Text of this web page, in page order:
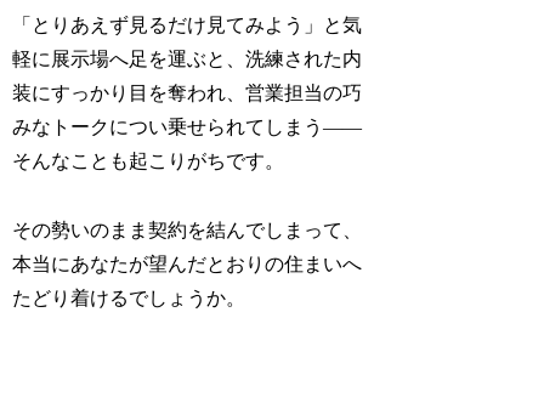
「とりあえず見るだけ見てみよう」と気
軽に展示場へ足を運ぶと、洗練された内
装にすっかり目を奪われ、営業担当の巧
みなトークについ乗せられてしまう——
そんなことも起こりがちです。
その勢いのまま契約を結んでしまって、
本当にあなたが望んだとおりの住まいへ
たどり着けるでしょうか。